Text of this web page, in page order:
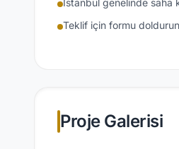
İstanbul genelinde
Teklif için formu
Proje Galerisi